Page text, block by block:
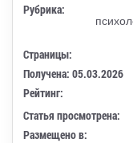
Рубрика:
Страницы:
Получена: 05.03.2026
Рейтинг:
Статья просмотрена:
Размещено в: